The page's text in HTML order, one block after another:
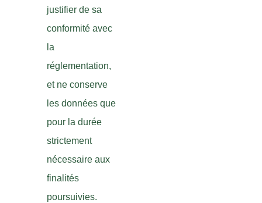
justifier de sa
conformité avec
la
réglementation,
et ne conserve
les données que
pour la durée
strictement
nécessaire aux
finalités
poursuivies.